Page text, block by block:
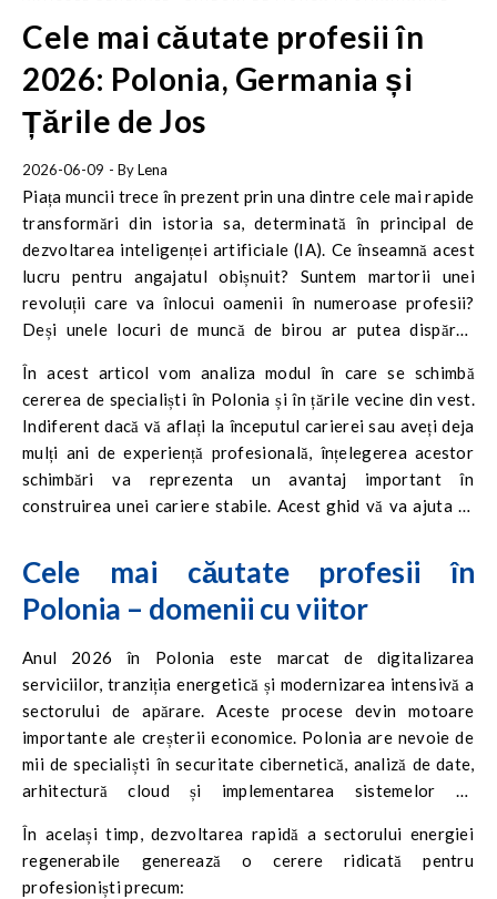
Cele mai căutate profesii în
2026: Polonia, Germania și
Țările de Jos
2026-06-09 - ByLena
Piața muncii trece în prezent prin una dintre cele mai rapide
transformări din istoria sa, determinată în principal de
dezvoltarea inteligenței artificiale (IA). Ce înseamnă acest
lucru pentru angajatul obișnuit? Suntem martorii unei
revoluții care va înlocui oamenii în numeroase profesii?
Deși unele locuri de muncă de birou ar putea dispărea
necesită competențe specializate – devin mai căutate ca
niciodată.
În acest articol vom analiza modul în care se schimbă
cererea de specialiști în Polonia și în țările vecine din vest.
Indiferent dacă vă aflați la începutul carierei sau aveți deja
mulți ani de experiență profesională, înțelegerea acestor
schimbări va reprezenta un avantaj important în
construirea unei cariere stabile. Acest ghid vă va ajuta să
Cele mai căutate profesii în
Polonia – domenii cu viitor
Anul 2026 în Polonia este marcat de digitalizarea
serviciilor, tranziția energetică și modernizarea intensivă a
sectorului de apărare. Aceste procese devin motoare
importante ale creșterii economice. Polonia are nevoie de
mii de specialiști în securitate cibernetică, analiză de date,
arhitectură cloud și implementarea sistemelor de
În același timp, dezvoltarea rapidă a sectorului energiei
regenerabile generează o cerere ridicată pentru
profesioniști precum: